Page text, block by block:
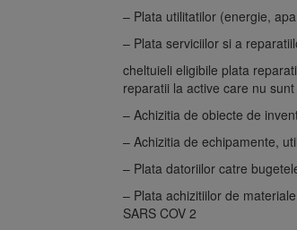
– Plata utilitatilor (energie,
– Plata serviciilor si a
cheltuieli eligibile plata
reparatii la active care nu
– Achizitia de obiecte de
– Achizitia de echipamente,
– Plata datoriilor catre
– Plata achizitiilor de
SARS COV 2